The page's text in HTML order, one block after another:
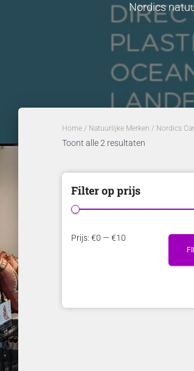
Nordics
Home / Natuurlijke Merken / Nordics
Toont alle 2 resultaten
Filter op prijs
Prijs: €0 — €10